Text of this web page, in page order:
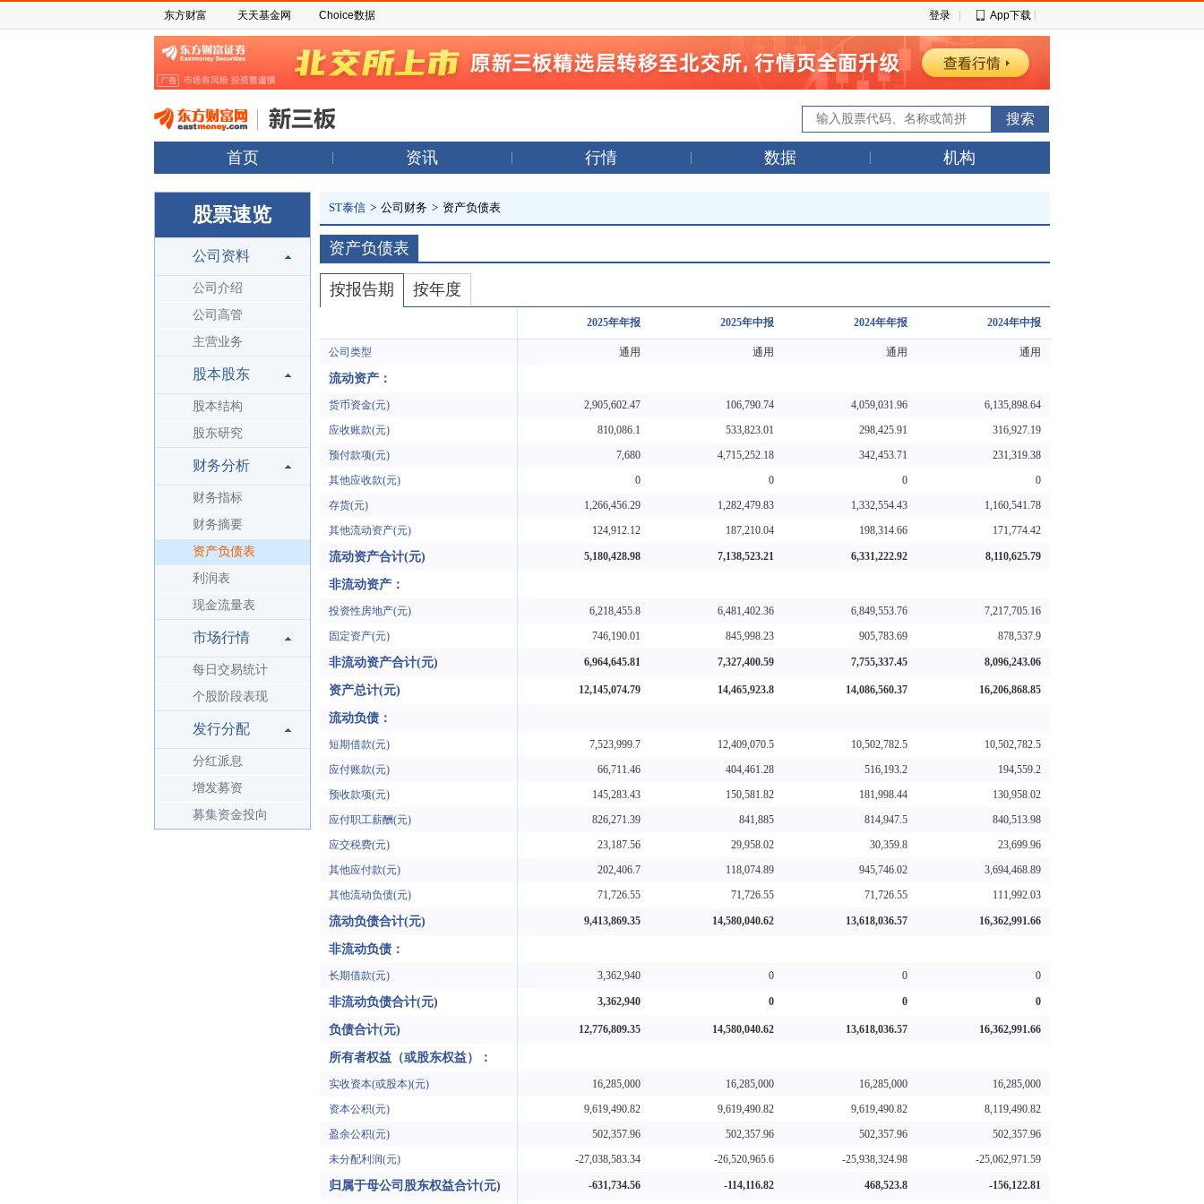
东方财富 天天基金网 Choice数据 登录 App下载
首页 资讯 行情 数据 机构
股票速览
公司资料
公司介绍
公司高管
主营业务
股本股东
股本结构
股东研究
财务分析
财务指标
财务摘要
资产负债表
利润表
现金流量表
市场行情
每日交易统计
个股阶段表现
发行分配
分红派息
增发募资
募集资金投向
ST泰信 > 公司财务 > 资产负债表
资产负债表
按报告期 按年度
2025年年报 2025年中报 2024年年报 2024年中报
公司类型 通用 通用 通用 通用
流动资产：
货币资金(元) 2,905,602.47 106,790.74 4,059,031.96
6,135,898.64
应收账款(元)
810,086.1 533,823.01 298,425.91
316,927.19
预付款项(元)
7,680 4,715,252.18 342,453.71
231,319.38
其他应收款(元)
0 0 0
0
存货(元)
1,266,456.29 1,282,479.83 1,332,554.43
1,160,541.78
其他流动资产(元)
124,912.12 187,210.04 198,314.66 171,774.42
流动资产合计(元) 5,180,428.98 7,138,523.21 6,331,222.92 8,110,625.79
非流动资产：
投资性房地产(元) 6,218,455.8 6,481,402.36 6,849,553.76
7,217,705.16
固定资产(元)
746,190.01 845,998.23 905,783.69 878,537.9
非流动资产合计(元) 6,964,645.81 7,327,400.59 7,755,337.45 8,096,243.06
资产总计(元) 12,145,074.79 14,465,923.8 14,086,560.37 16,206,868.85
流动负债：
短期借款(元) 7,523,999.7 12,409,070.5 10,502,782.5
10,502,782.5
应付账款(元)
66,711.46 404,461.28 516,193.2
194,559.2
预收款项(元)
145,283.43 150,581.82 181,998.44
130,958.02
应付职工薪酬(元)
826,271.39 841,885 814,947.5
840,513.98
应交税费(元)
23,187.56 29,958.02 30,359.8
23,699.96
其他应付款(元)
202,406.7 118,074.89 945,746.02
3,694,468.89
其他流动负债(元)
71,726.55 71,726.55 71,726.55 111,992.03
流动负债合计(元) 9,413,869.35 14,580,040.62 13,618,036.57 16,362,991.66
非流动负债：
长期借款(元) 3,362,940 0 0 0
非流动负债合计(元) 3,362,940 0 0 0
负债合计(元) 12,776,809.35 14,580,040.62 13,618,036.57 16,362,991.66
所有者权益（或股东权益）：
实收资本(或股本)(元) 16,285,000 16,285,000 16,285,000
16,285,000
资本公积(元)
9,619,490.82 9,619,490.82 9,619,490.82
8,119,490.82
盈余公积(元)
502,357.96 502,357.96 502,357.96
502,357.96
未分配利润(元)
-27,038,583.34 -26,520,965.6 -25,938,324.98 -25,062,971.59
归属于母公司股东权益合计(元) -631,734.56 -114,116.82 468,523.8 -156,122.81